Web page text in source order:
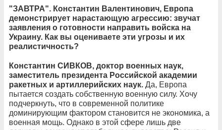
"ЗАВТРА". Константин Валентинович, Европа
демонстрирует нарастающую агрессию: звучат
заявления о готовности направить войска на
Украину. Как вы оцениваете эти угрозы и их
реалистичность?
Константин СИВКОВ, доктор военных наук,
заместитель президента Российской академии
ракетных и артиллерийских наук. Да, Европа
пытается создать собственную военную силу. Хочу
подчеркнуть, что в современной политике
доминирующим фактором становится не экономика, а
военная мощь. Однако в этой сфере лишь две